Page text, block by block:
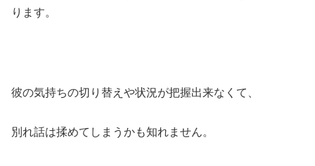
ります。
彼の気持ちの切り替えや状況が把握出来なくて、
別れ話は揉めてしまうかも知れません。